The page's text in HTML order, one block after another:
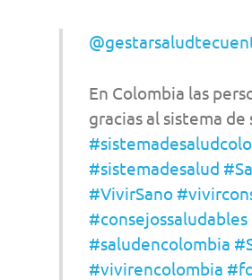
En Colombia las
gracias al sistema de
#sistemadesalud
#VivirSano
#consejossaludables
#saludencolombia
#vivirencolombia